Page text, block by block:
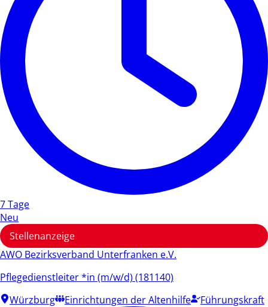
7 Tage
Neu
Stellenanzeige
AWO Bezirksverband Unterfranken e.V.
Pflegedienstleiter *in (m/w/d) (181140)
Würzburg
Einrichtungen der Altenhilfe Führungskraft